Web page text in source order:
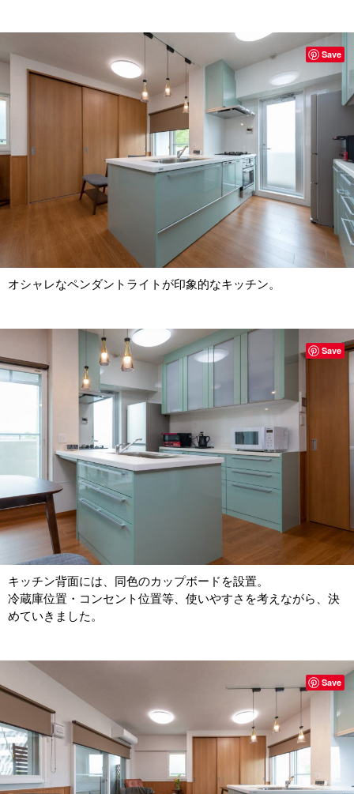
オシャレなペンダントライトが印象的なキッチン。
Save
キッチン背面には、同色のカップボードを設置。
冷蔵庫位置・コンセント位置等、使いやすさを考えながら、決
めていきました。
Save
Save